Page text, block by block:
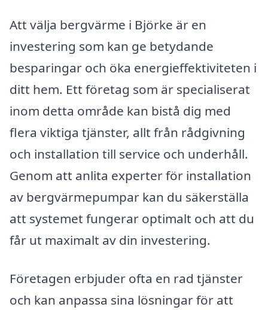
Att välja bergvärme i Björke är en
investering som kan ge betydande
besparingar och öka energieffektiviteten i
ditt hem. Ett företag som är specialiserat
inom detta område kan bistå dig med
flera viktiga tjänster, allt från rådgivning
och installation till service och underhåll.
Genom att anlita experter för installation
av bergvärmepumpar kan du säkerställa
att systemet fungerar optimalt och att du
får ut maximalt av din investering.
Företagen erbjuder ofta en rad tjänster
och kan anpassa sina lösningar för att